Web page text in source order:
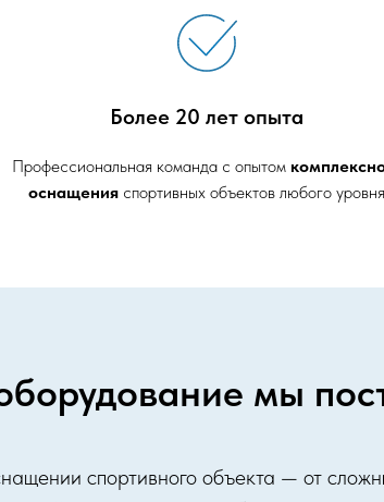
Более 20 лет опыта
Профессиональная команда с опытом
оснащения спортивных объектов любого уровня
мы
спортивного объекта — от